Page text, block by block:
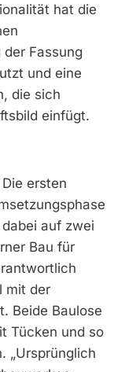
hat die
Fassung
und eine
die sich
einfügt.
ersten
auf zwei
Bau für
mit der
Beide Baulose
Tücken und so
„Ursprünglich